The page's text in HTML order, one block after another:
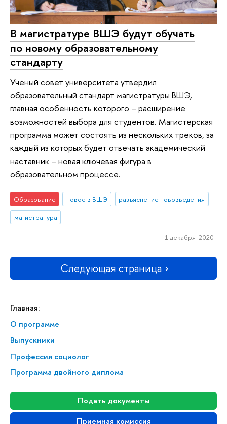
Главная:
О программе
Выпускники
Профессия социолог
Программа двойного диплома
Подать документы
Приемная комиссия
В магистратуре ВШЭ будут обучать
по новому образовательному
стандарту
Ученый совет университета утвердил
образовательный стандарт магистратуры ВШЭ,
главная особенность которого – расширение
возможностей выбора для студентов. Магистерская
программа может состоять из нескольких треков, за
каждый из которых будет отвечать академический
наставник – новая ключевая фигура в
образовательном процессе.
Образование новое в ВШЭ
разъяснение нововведения
магистратура
1 декабря 2020
Следующая страница